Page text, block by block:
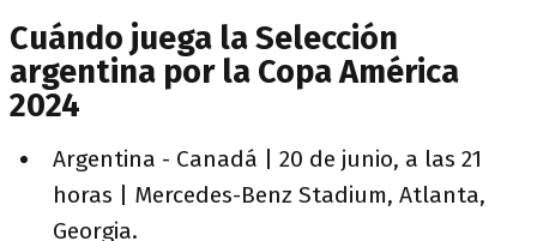
Cuándo juega la Selección
argentina por la Copa América
2024
Argentina - Canadá | 20 de junio, a las 21
horas | Mercedes-Benz Stadium, Atlanta,
Georgia.